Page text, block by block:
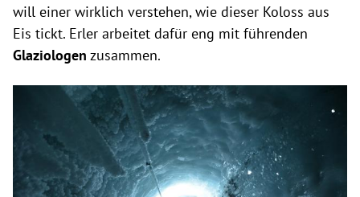
will einer wirklich verstehen, wie dieser Koloss aus
Eis tickt. Erler arbeitet dafür eng mit führenden
Glaziologen zusammen.